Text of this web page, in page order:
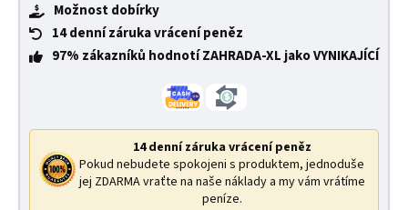
Možnost dobírky
14 denní záruka vrácení peněz
97% zákazníků hodnotí ZAHRADA-XL jako VYNIKAJÍCÍ
14 denní záruka vrácení peněz
Pokud nebudete spokojeni s produktem, jednoduše
jej ZDARMA vraťte na naše náklady a my vám vrátíme
peníze.